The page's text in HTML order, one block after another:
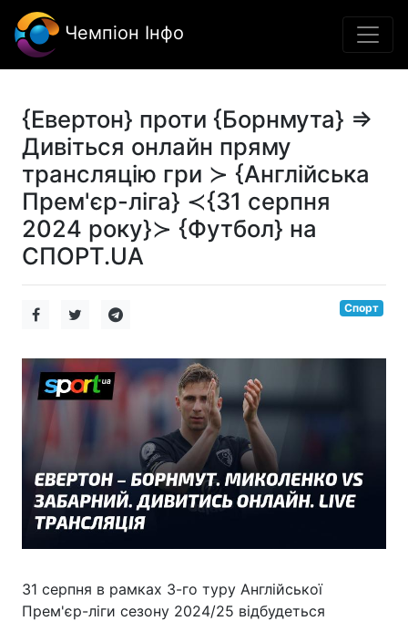
Чемпіон Інфо
{Евертон} проти {Борнмута} ⇒
Дивіться онлайн пряму
трансляцію гри ≻ {Англійська
Прем'єр-ліга} ≺{31 серпня
2024 року}≻ {Футбол} на
СПОРТ.UA
Спорт
31 серпня в рамках 3-го туру Англійської
Прем'єр-ліги сезону 2024/25 відбудеться